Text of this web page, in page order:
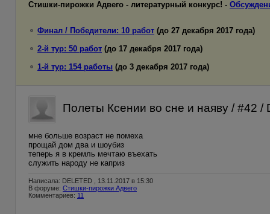
Стишки-пирожки Адвего - литературный конкурс! -
Финал / Победители: 10 работ (до 27 декабря 2017 года)
2-й тур: 50 работ (до 17 декабря 2017 года)
1-й тур: 154 работы (до 3 декабря 2017 года)
Полеты Ксении во сне и наяву / #42 /
мне больше возраст не помеха
прощай дом два и шоубиз
теперь я в кремль мечтаю въехать
служить народу не каприз
Написала: DELETED , 13.11.2017 в 15:30
В форуме: Стишки-пирожки Адвего
Комментариев: 11